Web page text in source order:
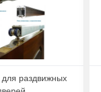
раздвижных